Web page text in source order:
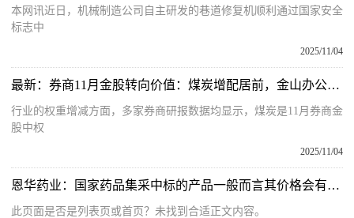
本网讯近日，机械制造公司自主研发的巷道修复机顺利通过国家安全
标志中
2025/11/04
最新：券商11月金股转向价值：煤炭增配居前，金山办公“最热”
行业的权重增减方面，多家券商研报数据均显示，煤炭是11月券商金
股中权
2025/11/04
恩华药业：国家药品集采中标的产品一般而言其价格会有所下降 新资讯
此页面是否是列表页或首页？未找到合适正文内容。